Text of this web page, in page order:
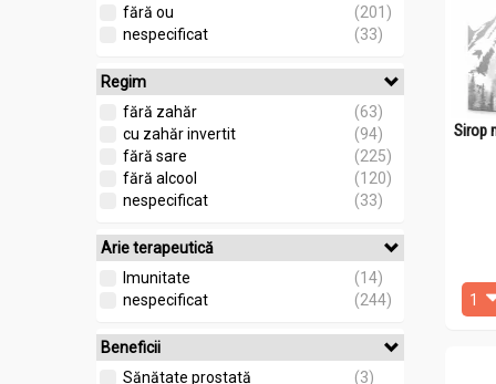
fără ou
(201)
nespecificat
(33)
Regim
fără zahăr
(63)
cu zahăr invertit
(94)
fără sare
(225)
fără alcool
(120)
nespecificat
(33)
Arie terapeutică
Imunitate
(14)
nespecificat
(244)
Beneficii
Sănătate prostată
(3)
Sirop